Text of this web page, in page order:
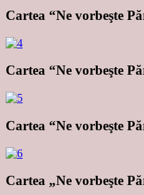
Cartea “Ne vorbeşte
Cartea “Ne vorbeşte
Cartea “Ne vorbeşte
Cartea „Ne vorbeşte